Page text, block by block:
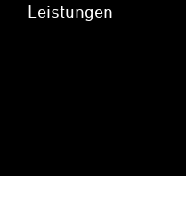
Leistungen